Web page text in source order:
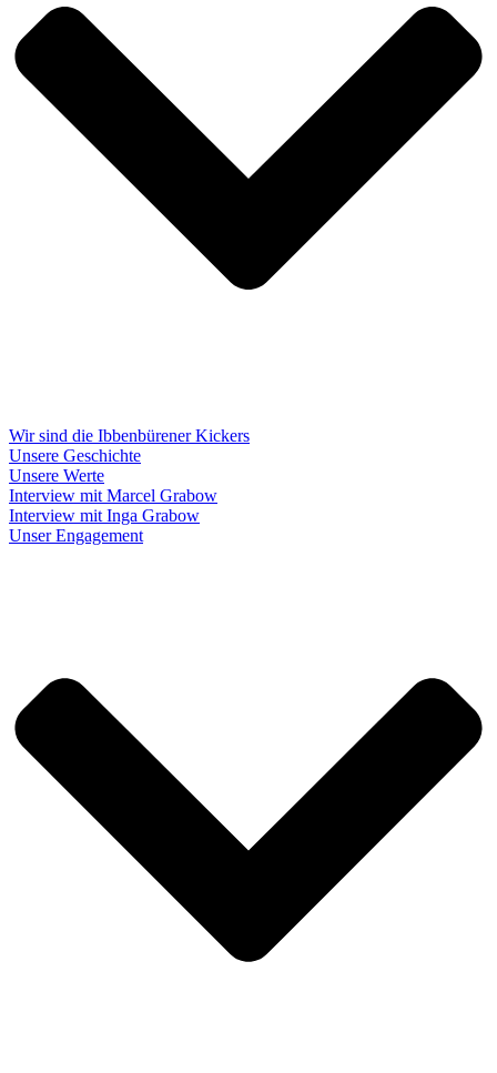
Wir sind die Ibbenbürener Kickers
Unsere Geschichte
Unsere Werte
Interview mit Marcel Grabow
Interview mit Inga Grabow
Unser Engagement